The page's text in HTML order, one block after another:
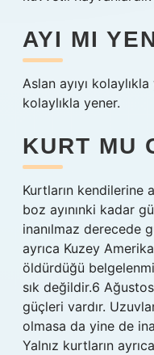
AYI MI
Aslan ayıyı
kolaylıkla yener.
KURT MU
Kurtların kendilerine
boz ayınınki kadar
inanılmaz derecede
ayrıca Kuzey
öldürdüğü
sık ​​değildir.6
güçleri vardır.
olmasa da yine de
Yalnız kurtların